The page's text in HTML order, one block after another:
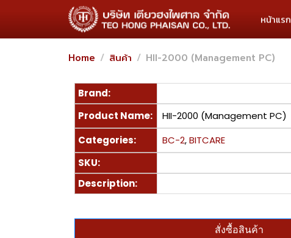
หน้าแรก
Home สินค้า HII-2000 (Management PC)
Brand:
Product Name:
HII-2000 (Management PC)
Categories:
BC-2,BITCARE
SKU:
Description:
สั่งซื้อสินค้า